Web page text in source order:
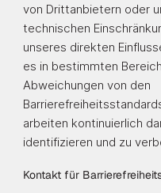
von Drittanbietern oder
technischen
unseres direkten
es in bestimmten
Abweichungen von den
arbeiten kontinuierlich
identifizieren und zu
Kontakt für